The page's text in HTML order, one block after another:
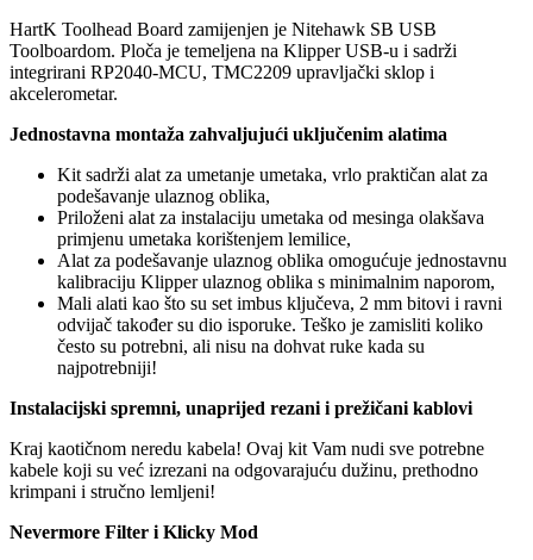
HartK Toolhead Board zamijenjen je Nitehawk SB USB
Toolboardom. Ploča je temeljena na Klipper USB-u i sadrži
integrirani RP2040-MCU, TMC2209 upravljački sklop i
akcelerometar.
Jednostavna montaža zahvaljujući uključenim alatima
Kit sadrži alat za umetanje umetaka, vrlo praktičan alat za
podešavanje ulaznog oblika,
Priloženi alat za instalaciju umetaka od mesinga olakšava
primjenu umetaka korištenjem lemilice,
Alat za podešavanje ulaznog oblika omogućuje jednostavnu
kalibraciju Klipper ulaznog oblika s minimalnim naporom,
Mali alati kao što su set imbus ključeva, 2 mm bitovi i ravni
odvijač također su dio isporuke. Teško je zamisliti koliko
često su potrebni, ali nisu na dohvat ruke kada su
najpotrebniji!
Instalacijski spremni, unaprijed rezani i prežičani kablovi
Kraj kaotičnom neredu kabela! Ovaj kit Vam nudi sve potrebne
kabele koji su već izrezani na odgovarajuću dužinu, prethodno
krimpani i stručno lemljeni!
Nevermore Filter i Klicky Mod